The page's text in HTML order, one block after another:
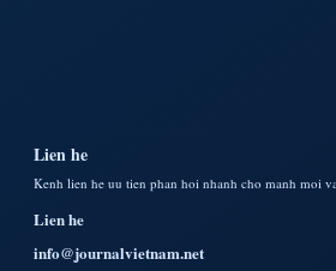
Lien he
Kenh lien he uu tien phan hoi nhanh cho manh moi
Lien he
info@journalvietnam.net